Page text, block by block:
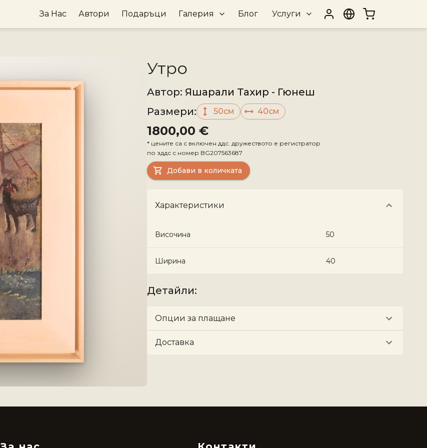
За Нас Автори Подаръци Галерия Блог Услуги
Утро
Aвтор: Яшарали Тахир - Гюнеш
Размери: 50см 40см
1800,00 €
* цените са с включен ддс. дружеството е регистратор
по зддс с номер BG207563687
Добави в количката
Характеристики
Височина 50
Ширина 40
Детайли:
Опции за плащане
Доставка